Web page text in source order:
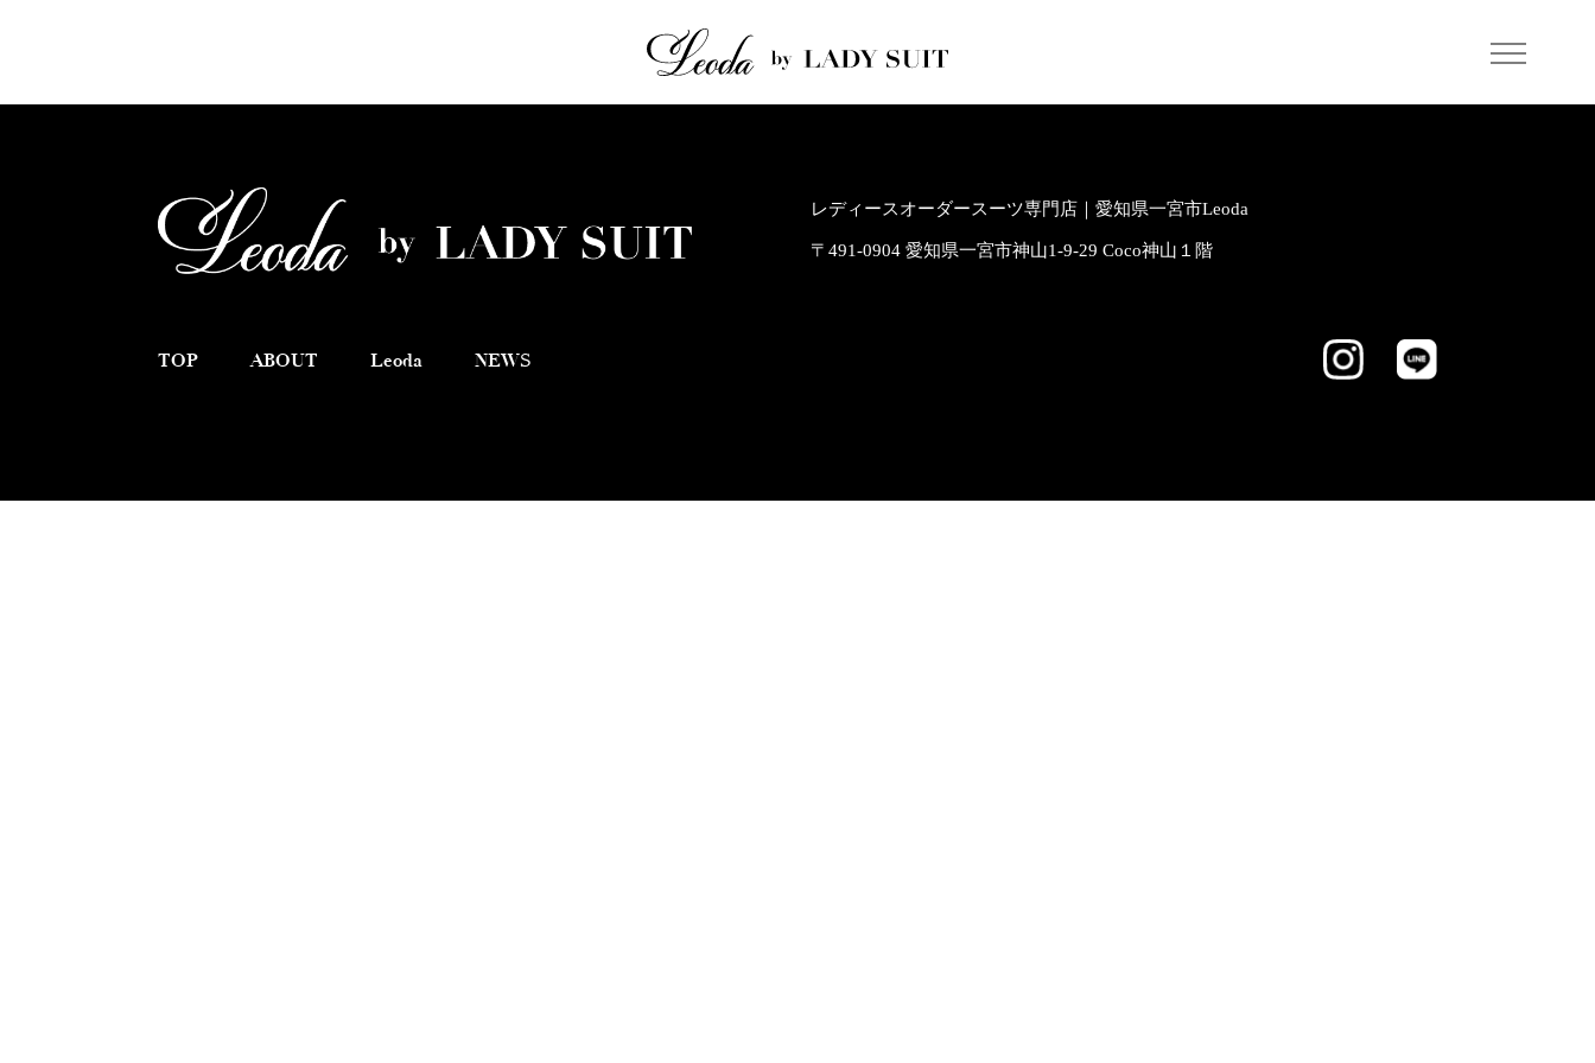
レディースオーダースーツ専門店｜愛知県一宮市Leoda
〒491-0904 愛知県一宮市神山1-9-29 Coco神山１階
TOP ABOUT Leoda NEWS